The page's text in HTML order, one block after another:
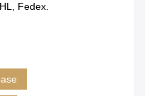
Fedex.